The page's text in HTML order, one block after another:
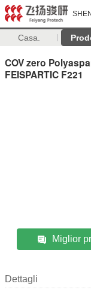
Casa.
COV zero
FEISPARTIC F221
Miglior
Dettagli